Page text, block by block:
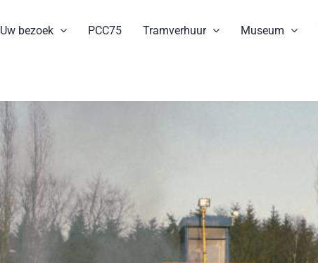
Uw bezoek PCC75 Tramverhuur Museum